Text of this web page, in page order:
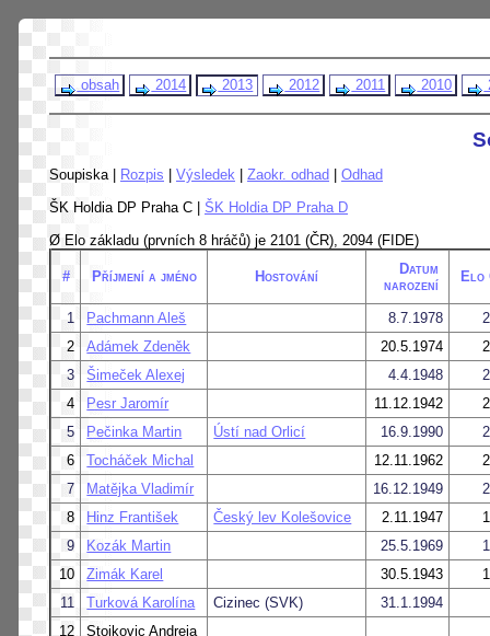
obsah 2014 2013 2012 2011 2010
Soupiska | Rozpis Výsledek Zaokr. odhad
Odhad
ŠK Holdia DP Praha C | ŠK Holdia DP Praha D
Ø Elo základu (prvních 8 hráčů) je 2101 (ČR), 2094 (FIDE)
# Příjmení a jméno Hostování
Datum
narození
Elo
1 Pachmann Aleš 8.7.1978
2
Adámek Zdeněk 20.5.1974
3
Šimeček Alexej 4.4.1948
4
Pesr Jaromír 11.12.1942
5
Pečinka Martin Ústí nad Orlicí 16.9.1990
6
Tocháček Michal 12.11.1962
7
Matějka Vladimír 16.12.1949
8
Hinz František Český lev Kolešovice 2.11.1947
9
Kozák Martin 25.5.1969
10
Zimák Karel 30.5.1943
11
Turková Karolína Cizinec (SVK)
31.1.1994
12
Stojkovic Andreja